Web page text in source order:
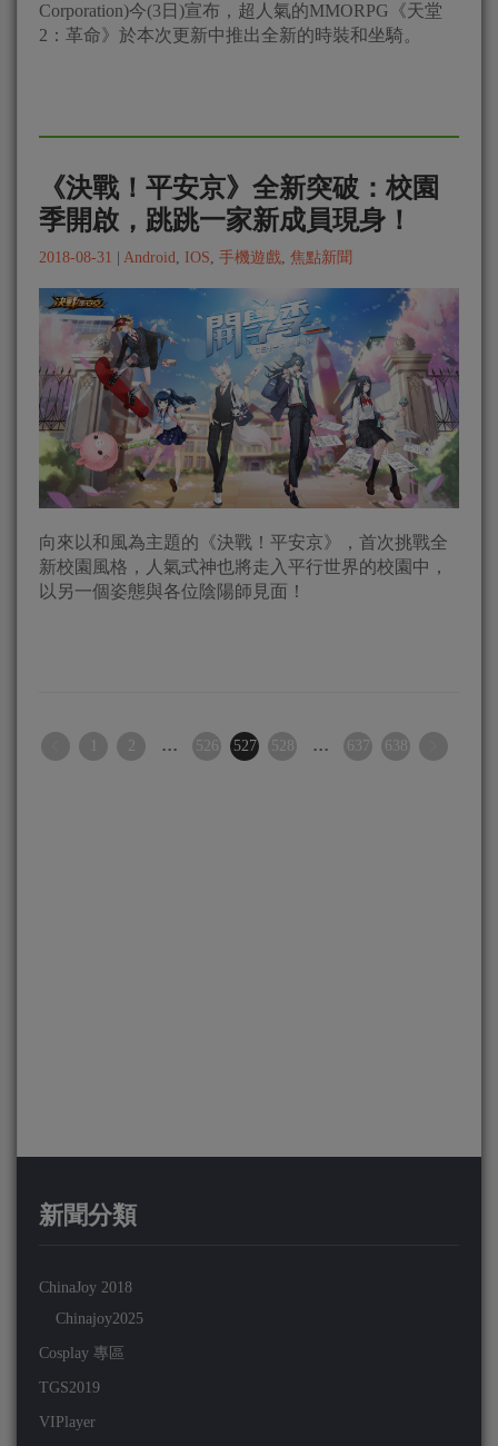
Corporation)今(3日)宣布，超人氣的MMORPG《天堂
2：革命》於本次更新中推出全新的時裝和坐騎。
《決戰！平安京》全新突破：校園
季開啟，跳跳一家新成員現身！
2018-08-31 Android, IOS, 手機遊戲, 焦點新聞
向來以和風為主題的《決戰！平安京》，首次挑戰全
新校園風格，人氣式神也將走入平行世界的校園中，
以另一個姿態與各位陰陽師見面！
2 ... 526 527 528 ... 637 638
新聞分類
ChinaJoy 2018
Chinajoy2025
Cosplay 專區
TGS2019
VIPlayer